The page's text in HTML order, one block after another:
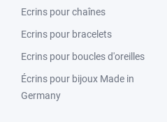
Ecrins pour chaînes
Ecrins pour bracelets
Ecrins pour boucles d'oreilles
Écrins pour bijoux Made in
Germany